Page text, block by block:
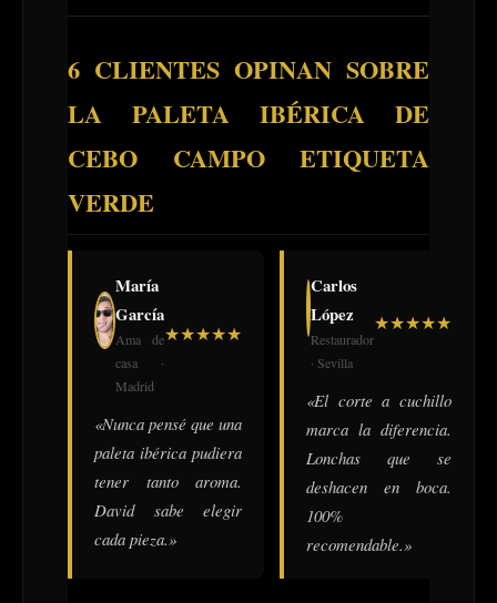
6 CLIENTES OPINAN SOBRE
LA PALETA IBÉRICA DE
CEBO CAMPO ETIQUETA
VERDE
María
García
Ama de
casa ·
Madrid
★★★★★
«Nunca pensé que una
paleta ibérica pudiera
tener tanto aroma.
David sabe elegir
cada pieza.»
Carlos
López
Restaurador
· Sevilla
★★★★★
«El corte a cuchillo
marca la diferencia.
Lonchas que se
deshacen en boca.
100%
recomendable.»